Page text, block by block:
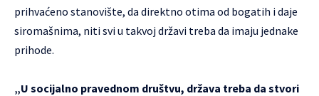
prihvaćeno stanovište, da direktno otima od bogatih i daje
siromašnima, niti svi u takvoj državi treba da imaju jednake
prihode.
„U socijalno pravednom društvu, država treba da stvori